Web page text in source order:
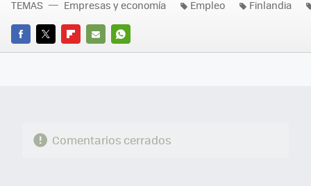
FACEBOOK
TWITTERFLIPBOARD
E-
WHATSAPP
TEMAS Empresas y economía Empleo Finlandia
Comentarios cerrados